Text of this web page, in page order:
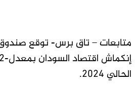
متابعات – تاق برس- توقع صندوق
الحالي 2024.